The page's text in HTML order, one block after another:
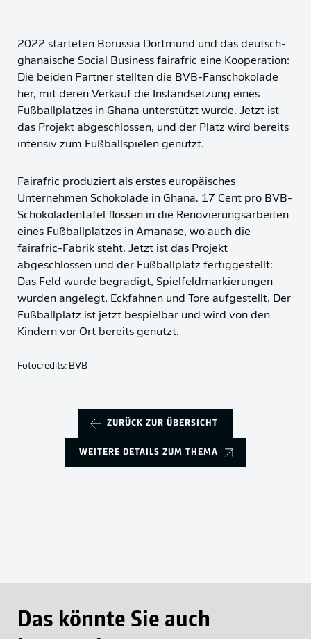
2022 starteten Borussia Dortmund und das deutsch-
ghanaische Social Business fairafric eine Kooperation:
Die beiden Partner stellten die BVB-Fanschokolade
her, mit deren Verkauf die Instandsetzung eines
Fußballplatzes in Ghana unterstützt wurde. Jetzt ist
das Projekt abgeschlossen, und der Platz wird bereits
intensiv zum Fußballspielen genutzt.
Fairafric produziert als erstes europäisches
Unternehmen Schokolade in Ghana. 17 Cent pro BVB-
Schokoladentafel flossen in die Renovierungsarbeiten
eines Fußballplatzes in Amanase, wo auch die
fairafric-Fabrik steht. Jetzt ist das Projekt
abgeschlossen und der Fußballplatz fertiggestellt:
Das Feld wurde begradigt, Spielfeldmarkierungen
wurden angelegt, Eckfahnen und Tore aufgestellt. Der
Fußballplatz ist jetzt bespielbar und wird von den
Kindern vor Ort bereits genutzt.
Fotocredits: BVB
ZURÜCK ZUR ÜBERSICHT
WEITERE DETAILS ZUM THEMA
Das könnte Sie auch